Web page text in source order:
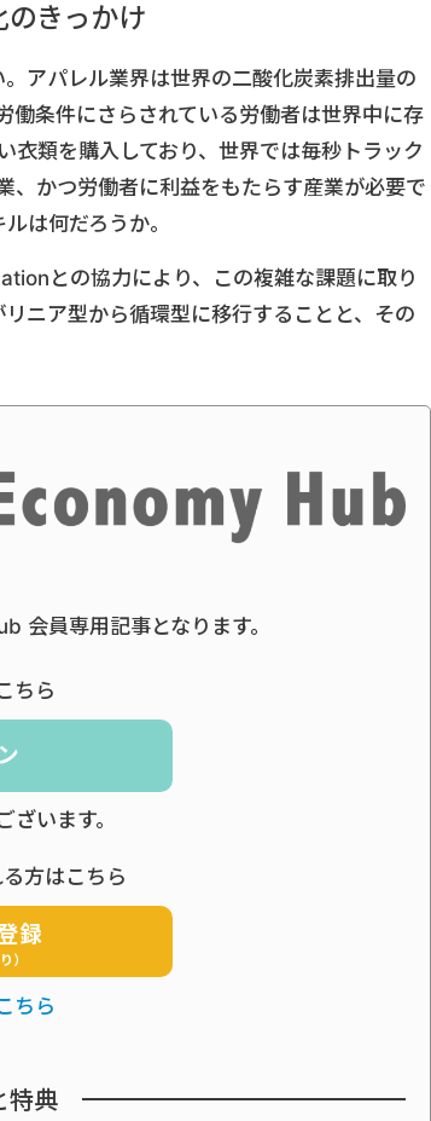
きっかけ
アパレル業界は世界の二酸化炭素排出量の
働条件にさらされている労働者は世界中に存
衣類を購入しており、世界では毎秒トラック
、かつ労働者に利益をもたらす産業が必要で
は何だろうか。
との協力により、この複雑な課題に取り
ニア型から循環型に移行することと、その
会員専用記事となります。
ちら
ざいます。
方はこちら
録
）
ちら
特典